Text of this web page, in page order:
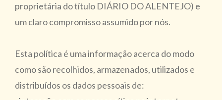
proprietária do título DIÁRIO DO ALENTEJO) e
um claro compromisso assumido por nós.
Esta política é uma informação acerca do modo
como são recolhidos, armazenados, utilizados e
distribuídos os dados pessoais de: